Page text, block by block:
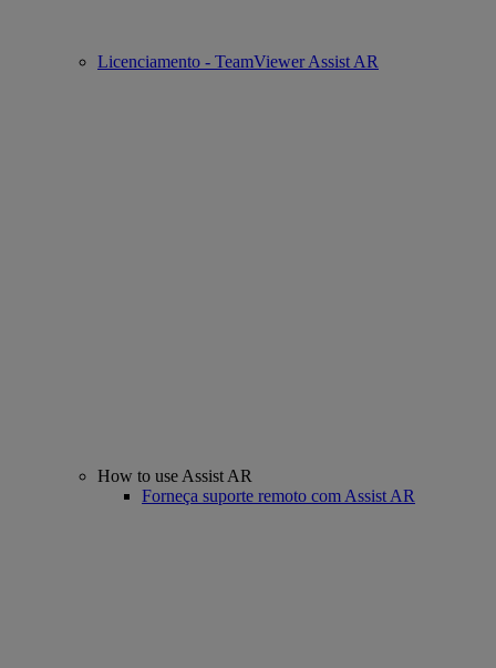
Licenciamento - TeamViewer Assist AR
How to use Assist AR
Forneça suporte remoto com Assist AR